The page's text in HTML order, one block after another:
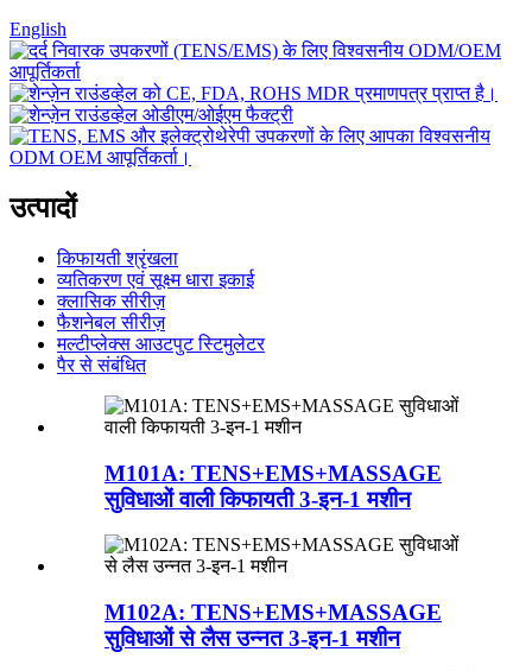
English
उत्पादों
किफायती श्रृंखला
व्यतिकरण एवं सूक्ष्म धारा इकाई
क्लासिक सीरीज़
फैशनेबल सीरीज़
मल्टीप्लेक्स आउटपुट स्टिमुलेटर
पैर से संबंधित
M101A: TENS+EMS+MASSAGE
सुविधाओं वाली किफायती 3-इन-1 मशीन
M102A: TENS+EMS+MASSAGE
सुविधाओं से लैस उन्नत 3-इन-1 मशीन